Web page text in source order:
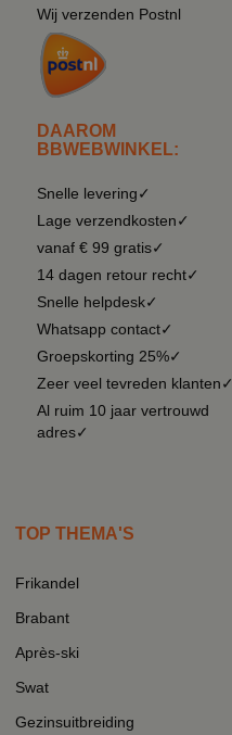
Wij verzenden Postnl
DAAROM
BBWEBWINKEL:
Snelle levering✓
Lage verzendkosten✓
vanaf € 99 gratis✓
14 dagen retour recht✓
Snelle helpdesk✓
Whatsapp contact✓
Groepskorting 25%✓
Zeer veel tevreden klanten✓
Al ruim 10 jaar vertrouwd
adres✓
TOP THEMA'S
Frikandel
Brabant
Après-ski
Swat
Gezinsuitbreiding